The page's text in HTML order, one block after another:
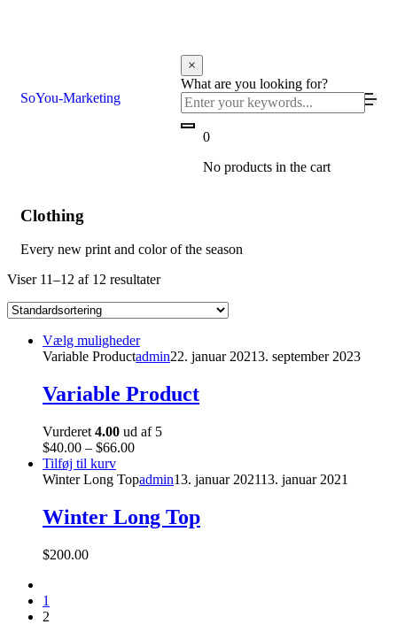
SoYou-Marketing
×
What are you looking for?
0
No products in the cart
Clothing
Every new print and color of the season
Viser 11–12 af 12 resultater
Vælg muligheder
Variable Productadmin22. januar 20213. september 2023
Variable Product
Vurderet 4.00 ud af 5
$40.00 – $66.00
Tilføj til kurv
Winter Long Topadmin13. januar 202113. januar 2021
Winter Long Top
$200.00
1
2